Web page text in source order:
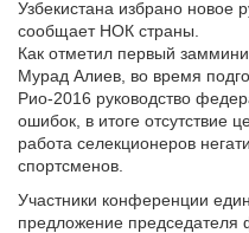
Узбекистана избрано новое
сообщает НОК страны.
Как отметил первый
Мурад Алиев, во время
Рио-2016 руководство
ошибок, в итоге отсутствие
работа селекционеров
спортсменов.
Участники конференции
предложение